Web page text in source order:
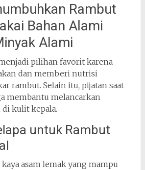
Rambut
Bahan Alami
Alami
pilihan favorit karena
dan memberi nutrisi
rambut. Selain itu, pijatan saat
membantu melancarkan
kulit kepala.
untuk Rambut
asam lemak yang mampu